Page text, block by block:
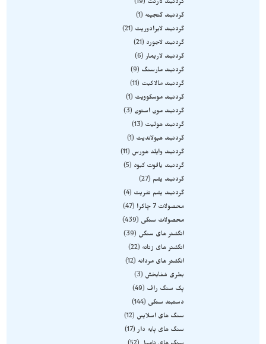
گردنبند گارنت
19
گردنبند گنجینه
1
گردنبند لابرادوریت
21
گردنبند لاجورد
21
گردنبند لاریمار 6
گردنبند مارسنگ
9
گردنبند مالاکیت
11
گردنبند موسکوویت
1
گردنبند مون استون
3
گردنبند هولیت
13
گردنبند هیولاندیت
1
گردنبند وایلد هورس
11
گردنبند یاقوت کبود
5
گردنبند یشم
27
گردنبند یشم نفریت
4
محصولات 7 چاکرا
47
محصولات سنگی
439
انگشتر های سنگی
39
انگشتر های زنانه
22
انگشتر های مردانه
12
بطری شفابخش
3
پک سنگ راف
49
دستبند سنگی
144
سنگ های اسلایس
12
سنگ های پایه دار 17